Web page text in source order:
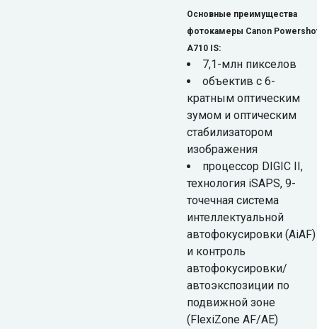
Основные преимущества
фотокамеры Canon
A710 IS:
7,1-млн пикселов
объектив с 6-
кратным оптическим
зумом и оптическим
стабилизатором
изображения
процессор DIGIC II,
технология iSAPS, 9-
точечная система
интеллектуальной
автофокусировки (AiAF)
и контроль
автофокусировки/
автоэкспозиции по
подвижной зоне
(FlexiZone AF/AE)